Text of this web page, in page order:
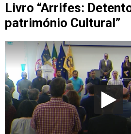
Livro “Arrifes:
património Cultural”